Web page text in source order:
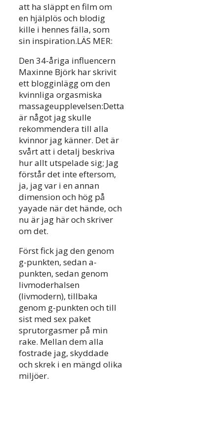
att ha släppt en film om
en hjälplös och blodig
kille i hennes fälla, som
sin inspiration.LÄS MER:
Den 34-åriga influencern
Maxinne Björk har skrivit
ett blogginlägg om den
kvinnliga orgasmiska
massageupplevelsen:Detta
är något jag skulle
rekommendera till alla
kvinnor jag känner. Det är
svårt att i detalj beskriva
hur allt utspelade sig; Jag
förstår det inte eftersom,
ja, jag var i en annan
dimension och hög på
yayade när det hände, och
nu är jag här och skriver
om det.
Först fick jag den genom
g-punkten, sedan a-
punkten, sedan genom
livmoderhalsen
(livmodern), tillbaka
genom g-punkten och till
sist med sex paket
sprutorgasmer på min
rake. Mellan dem alla
fostrade jag, skyddade
och skrek i en mängd olika
miljöer.